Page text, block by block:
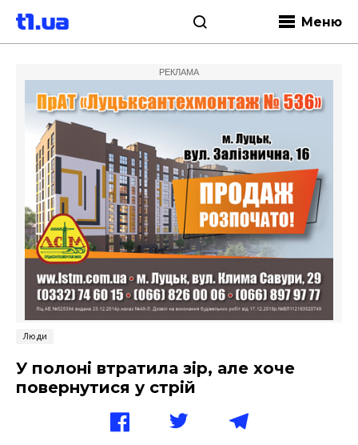
Меню
РЕКЛАМА
Люди
У полоні втратила зір, але хоче
повернутися у стрій